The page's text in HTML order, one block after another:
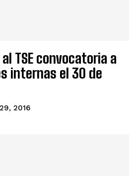
TSE convocatoria a
internas el 30 de
2016